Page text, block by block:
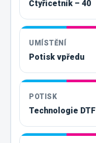
Čtyřicetník – 40
UMÍSTĚNÍ
Potisk vpředu
POTISK
Technologie DTF